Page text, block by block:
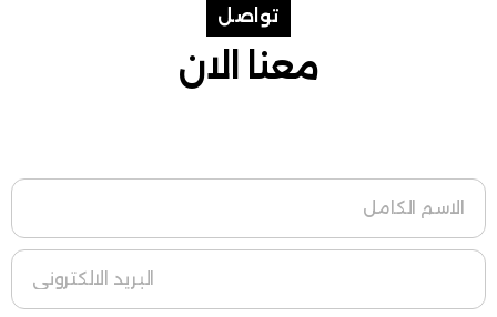
تواصل
معنا الان